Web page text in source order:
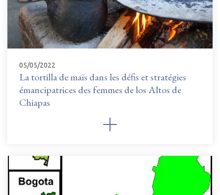
05/05/2022
La tortilla de maïs dans les défis et stratégies
émancipatrices des femmes de los Altos de
Chiapas